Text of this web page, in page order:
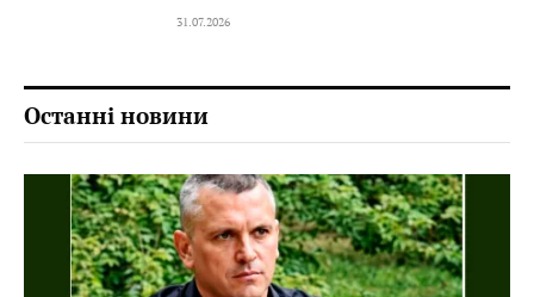
31.07.2026
Останні новини